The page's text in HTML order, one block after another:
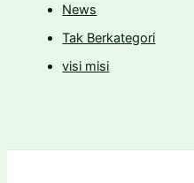
News
Tak Berkategori
visi misi